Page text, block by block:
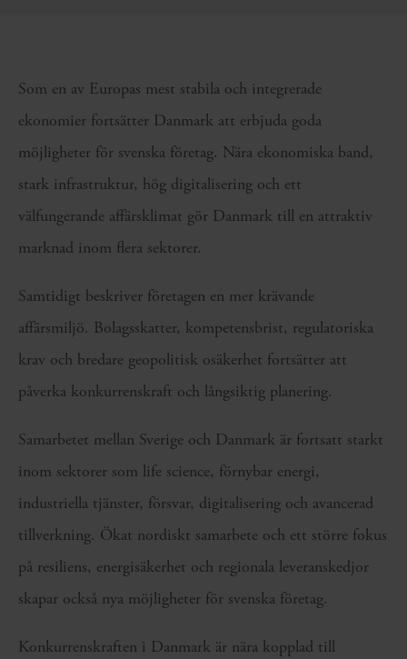
Som en av Europas mest stabila och integrerade
ekonomier fortsätter Danmark att erbjuda goda
möjligheter för svenska företag. Nära ekonomiska band,
stark infrastruktur, hög digitalisering och ett
välfungerande affärsklimat gör Danmark till en attraktiv
marknad inom flera sektorer.
Samtidigt beskriver företagen en mer krävande
affärsmiljö. Bolagsskatter, kompetensbrist, regulatoriska
krav och bredare geopolitisk osäkerhet fortsätter att
påverka konkurrenskraft och långsiktig planering.
Samarbetet mellan Sverige och Danmark är fortsatt starkt
inom sektorer som life science, förnybar energi,
industriella tjänster, försvar, digitalisering och avancerad
tillverkning. Ökat nordiskt samarbete och ett större fokus
på resiliens, energisäkerhet och regionala leveranskedjor
skapar också nya möjligheter för svenska företag.
Konkurrenskraften i Danmark är nära kopplad till